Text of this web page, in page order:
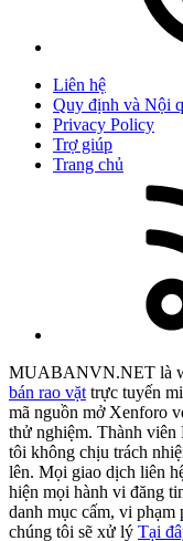
Liên hệ
Quy định và Nội
Privacy Policy
Trợ giúp
Trang chủ
MUABANVN.NET là
bán rao vặt trực tuyến
mã nguồn mở Xenforo
thử nghiệm. Thành
tôi không chịu trách
lên. Mọi giao dịch liên
hiện mọi hành vi đăng
danh mục cấm, vi
chúng tôi sẽ xử lý Tại